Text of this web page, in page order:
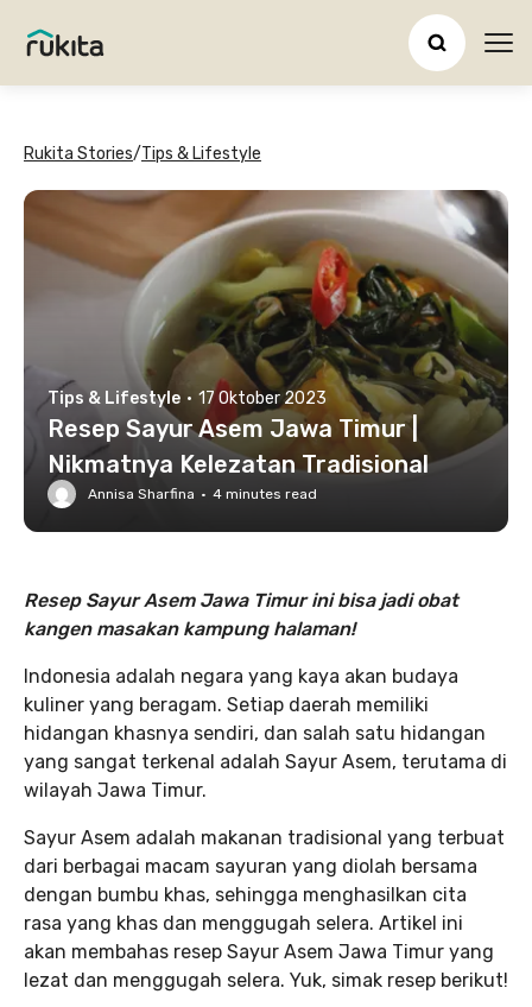
Rukita Stories/Tips & Lifestyle
Tips & Lifestyle · 17 Oktober 2023
Resep Sayur Asem Jawa Timur |
Nikmatnya Kelezatan Tradisional
Annisa Sharfina · 4 minutes read
Resep Sayur Asem Jawa Timur ini bisa jadi obat
kangen masakan kampung halaman!
Indonesia adalah negara yang kaya akan budaya
kuliner yang beragam. Setiap daerah memiliki
hidangan khasnya sendiri, dan salah satu hidangan
yang sangat terkenal adalah Sayur Asem, terutama di
wilayah Jawa Timur.
Sayur Asem adalah makanan tradisional yang terbuat
dari berbagai macam sayuran yang diolah bersama
dengan bumbu khas, sehingga menghasilkan cita
rasa yang khas dan menggugah selera. Artikel ini
akan membahas resep Sayur Asem Jawa Timur yang
lezat dan menggugah selera. Yuk, simak resep berikut!